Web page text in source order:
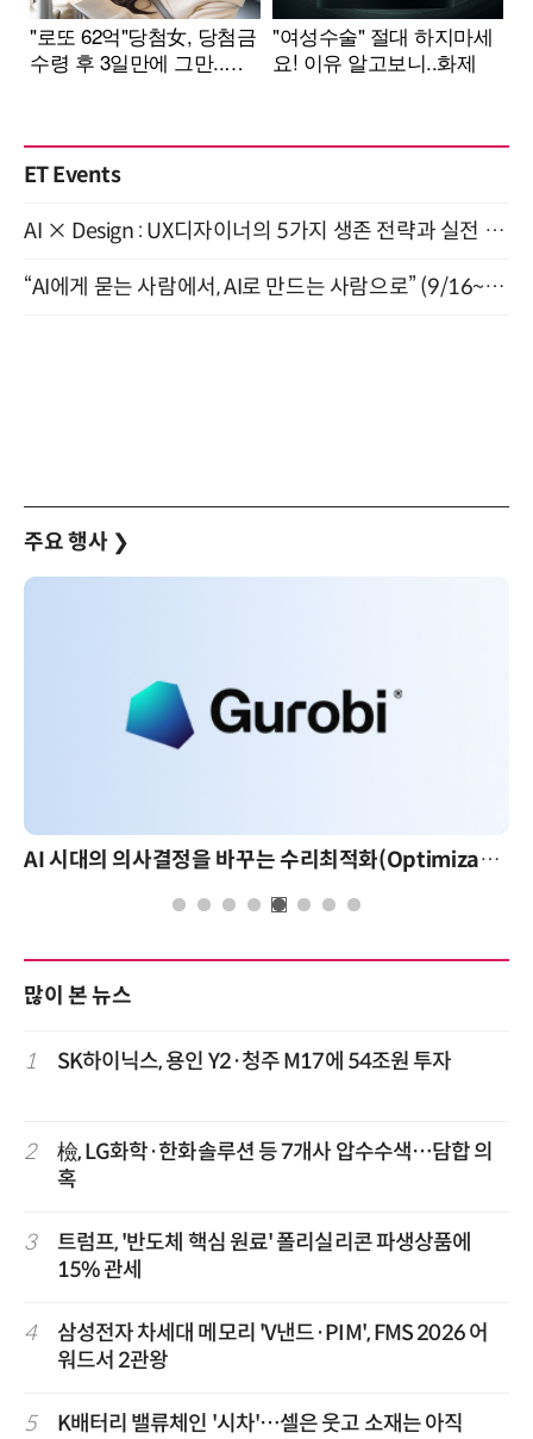
ET Events
AI × Design : UX디자이너의 5가지 생존 전략과 실전 대응 8월 28일 개최
“AI에게 묻는 사람에서, AI로 만드는 사람으로” (9/16~17)
주요 행사 ❯
AI 시대의 의사결정을 바꾸는 수리최적화(Optimization): 실제 산업 적용 사례와 활용 전략
많이 본 뉴스
1 SK하이닉스, 용인 Y2·청주 M17에 54조원 투자
2
檢, LG화학·한화솔루션 등 7개사 압수수색…담합 의
혹
3
트럼프, '반도체 핵심 원료' 폴리실리콘 파생상품에
15% 관세
4
삼성전자 차세대 메모리 'V낸드·PIM', FMS 2026 어
워드서 2관왕
5 K배터리 밸류체인 '시차'…셀은 웃고 소재는 아직